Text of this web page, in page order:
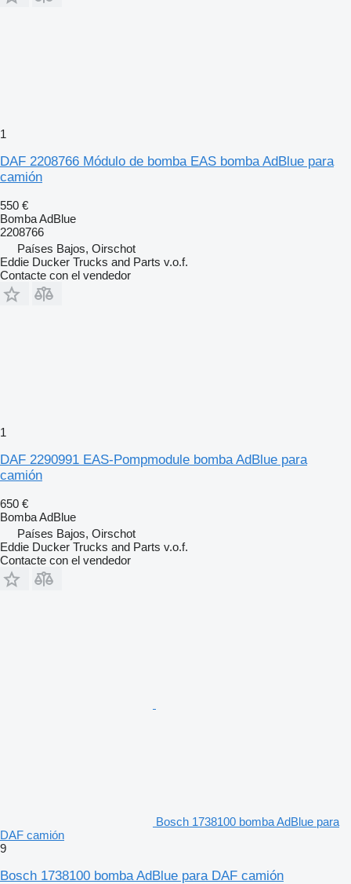
1
DAF 2208766 Módulo de bomba EAS bomba AdBlue para
camión
550 €
Bomba AdBlue
2208766
Países Bajos, Oirschot
Eddie Ducker Trucks and Parts v.o.f.
Contacte con el vendedor
1
DAF 2290991 EAS-Pompmodule bomba AdBlue para
camión
650 €
Bomba AdBlue
Países Bajos, Oirschot
Eddie Ducker Trucks and Parts v.o.f.
Contacte con el vendedor
Bosch 1738100 bomba AdBlue para
DAF camión
9
Bosch 1738100 bomba AdBlue para DAF camión